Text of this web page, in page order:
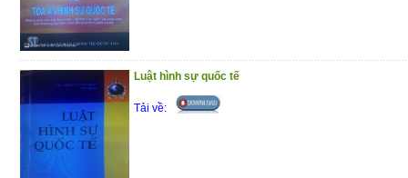
Luật hình sự quốc tế
Tải về: